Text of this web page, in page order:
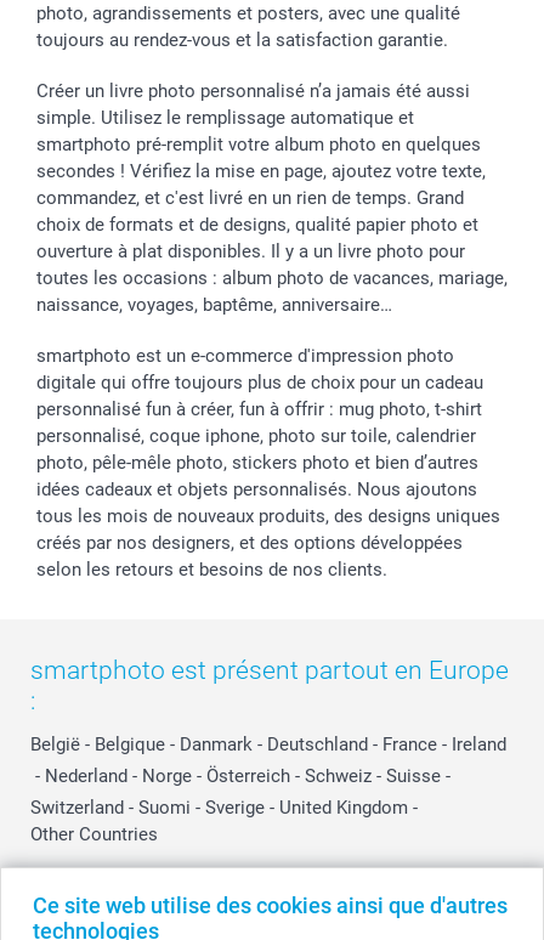
Ce site web utilise des cookies ainsi que d'autres
technologies
photo, agrandissements et posters, avec une qualité
toujours au rendez-vous et la satisfaction garantie.
Créer un livre photo personnalisé n’a jamais été aussi
simple. Utilisez le remplissage automatique et
smartphoto pré-remplit votre album photo en quelques
secondes ! Vérifiez la mise en page, ajoutez votre texte,
commandez, et c'est livré en un rien de temps. Grand
choix de formats et de designs, qualité papier photo et
ouverture à plat disponibles. Il y a un livre photo pour
toutes les occasions : album photo de vacances, mariage,
naissance, voyages, baptême, anniversaire…
smartphoto est un e-commerce d'impression photo
digitale qui offre toujours plus de choix pour un cadeau
personnalisé fun à créer, fun à offrir : mug photo, t-shirt
personnalisé, coque iphone, photo sur toile, calendrier
photo, pêle-mêle photo, stickers photo et bien d’autres
idées cadeaux et objets personnalisés. Nous ajoutons
tous les mois de nouveaux produits, des designs uniques
créés par nos designers, et des options développées
selon les retours et besoins de nos clients.
smartphoto est présent partout en Europe
:
België - Belgique - Danmark - Deutschland - France - Ireland
- Nederland - Norge - Österreich - Schweiz - Suisse -
Switzerland - Suomi - Sverige - United Kingdom -
Other Countries
Tous les prix sont en EURO (€), TVA incluse et hors frais de port.